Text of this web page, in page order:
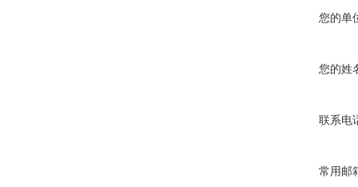
您的单
您的姓
联系电
常用邮